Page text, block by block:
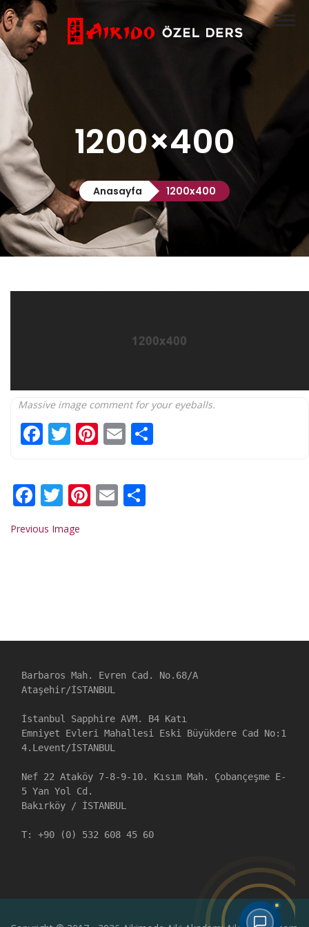
Anasayfa
Aikido
Özel Ders
Hakkımızda
İletişim 1200×400
Anasayfa 1200x400
Massive image comment for your eyeballs.
Facebook
Twitter
Pinterest
Email
Facebook
Twitter
Pinterest
Email
Previous Image
Barbaros Mah. Evren Cad. No.68/A
Ataşehir/İSTANBUL
İstanbul Sapphire AVM. B4 Katı
Emniyet Evleri Mahallesi Eski Büyükdere Cad No:1
4.Levent/İSTANBUL
Nef 22 Ataköy 7-8-9-10. Kısım Mah. Çobançeşme E-
5 Yan Yol Cd.
Bakırköy / İSTANBUL
T: +90 (0) 532 608 45 60